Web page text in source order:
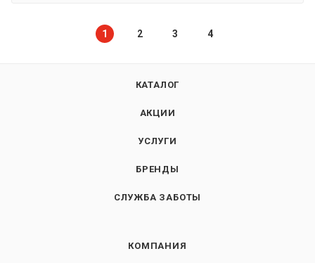
1 2 3 4
КАТАЛОГ
АКЦИИ
УСЛУГИ
БРЕНДЫ
СЛУЖБА ЗАБОТЫ
КОМПАНИЯ